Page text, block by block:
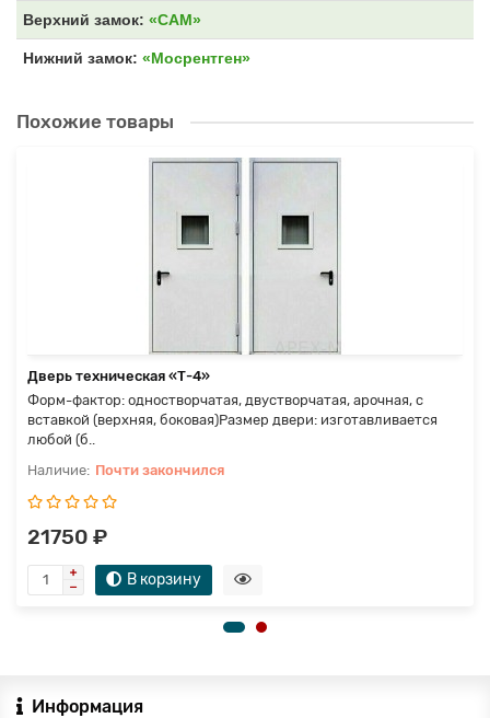
Верхний замок: «САМ»
Нижний замок: «Мосрентген»
Похожие товары
Дверь техническая «Т-4»
Форм-фактор: одностворчатая, двустворчатая, арочная, с
вставкой (верхняя, боковая)Размер двери: изготавливается
любой (б..
Почти закончился
21750 ₽
В корзину
Информация